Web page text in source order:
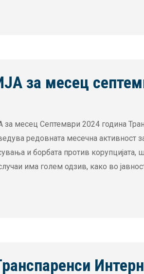
за месец
Септември 2024 година
редовната месечна активност
и борбата против корупцијата,
има голем одзив, како во